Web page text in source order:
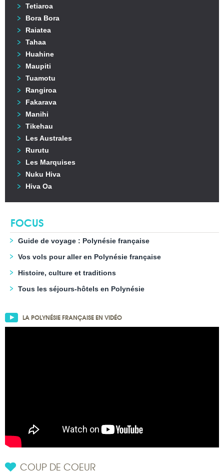
Tetiaroa
Bora Bora
Raiatea
Tahaa
Huahine
Maupiti
Tuamotu
Rangiroa
Fakarava
Manihi
Tikehau
Les Australes
Rurutu
Les Marquises
Nuku Hiva
Hiva Oa
FOCUS
Guide de voyage : Polynésie française
Vos vols pour aller en Polynésie française
Histoire, culture et traditions
Tous les séjours-hôtels en Polynésie
LA POLYNÉSIE FRANÇAISE EN VIDÉO
COUP DE COEUR